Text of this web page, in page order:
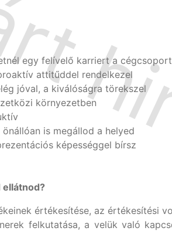
egy felívelő karriert a
attitűddel rendelkezel
jóval, a kiválóságra törekszel
környezetben
is megállod a helyed
képességgel bírsz
ellátnod?
értékesítése, az értékesítési
felkutatása, a velük való